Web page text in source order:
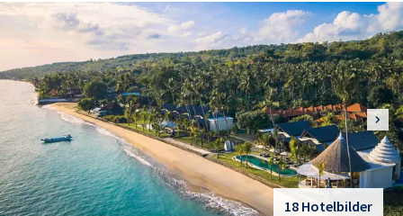
18 Hotelbilder